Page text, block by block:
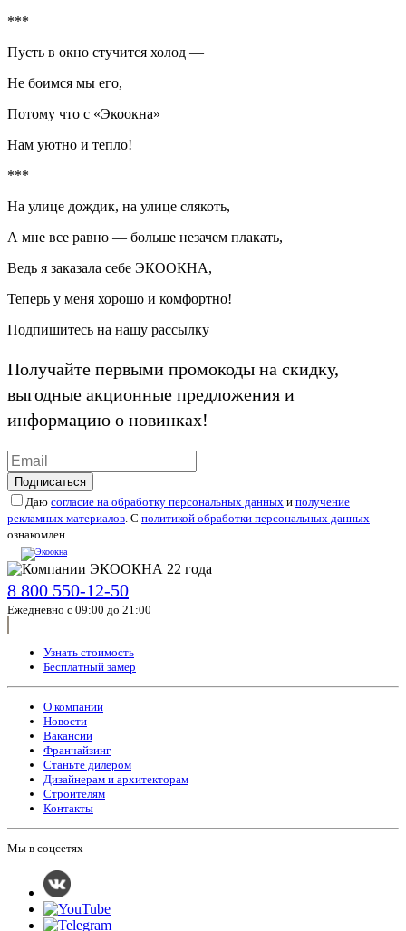
***
Пусть в окно стучится холод —
Не боимся мы его,
Потому что с «Экоокна»
Нам уютно и тепло!
***
На улице дождик, на улице слякоть,
А мне все равно — больше незачем плакать,
Ведь я заказала себе ЭКООКНА,
Теперь у меня хорошо и комфортно!
Подпишитесь на нашу рассылку
Получайте первыми промокоды на скидку,
выгодные акционные предложения и
информацию о новинках!
Подписаться
Даю согласие на обработку персональных данных и получение
рекламных материалов. С политикой обработки персональных данных
ознакомлен.
8 800 550-12-50
Ежедневно с 09:00 до 21:00
Узнать стоимость
Бесплатный замер
О компании
Новости
Вакансии
Франчайзинг
Станьте дилером
Дизайнерам и архитекторам
Строителям
Контакты
Мы в соцсетях